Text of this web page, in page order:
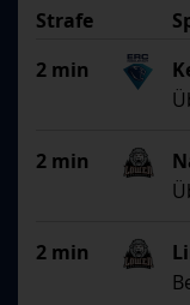
Strafe
2 min
2 min
2 min